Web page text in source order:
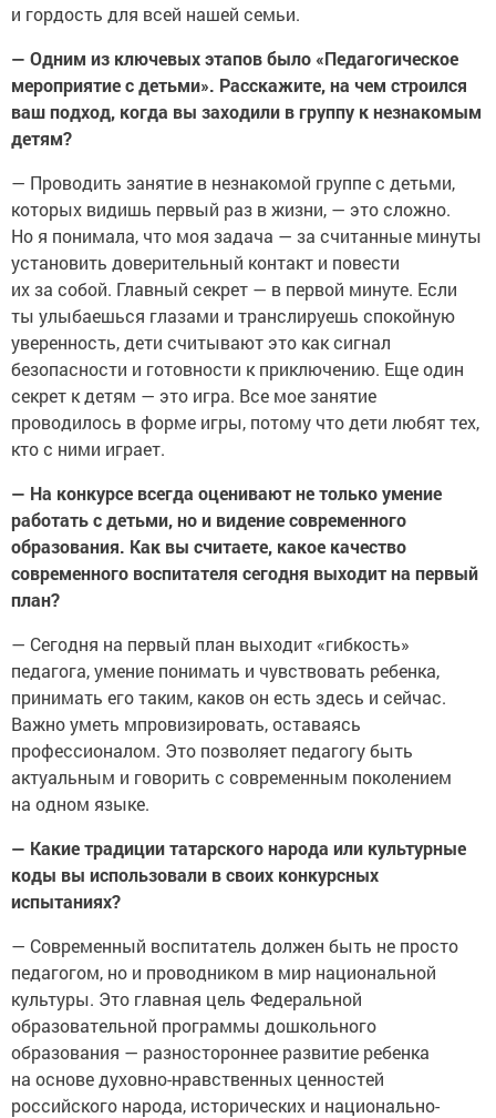
и гордость для всей нашей семьи.
— Одним из ключевых этапов было «Педагогическое
мероприятие с детьми». Расскажите, на чем строился
ваш подход, когда вы заходили в группу к незнакомым
детям?
— Проводить занятие в незнакомой группе с детьми,
которых видишь первый раз в жизни, — это сложно.
Но я понимала, что моя задача — за считанные минуты
установить доверительный контакт и повести
их за собой. Главный секрет — в первой минуте. Если
ты улыбаешься глазами и транслируешь спокойную
уверенность, дети считывают это как сигнал
безопасности и готовности к приключению. Еще один
секрет к детям — это игра. Все мое занятие
проводилось в форме игры, потому что дети любят тех,
кто с ними играет.
— На конкурсе всегда оценивают не только умение
работать с детьми, но и видение современного
образования. Как вы считаете, какое качество
современного воспитателя сегодня выходит на первый
план?
— Сегодня на первый план выходит «гибкость»
педагога, умение понимать и чувствовать ребенка,
принимать его таким, каков он есть здесь и сейчас.
Важно уметь мпровизировать, оставаясь
профессионалом. Это позволяет педагогу быть
актуальным и говорить с современным поколением
на одном языке.
— Какие традиции татарского народа или культурные
коды вы использовали в своих конкурсных
испытаниях?
— Современный воспитатель должен быть не просто
педагогом, но и проводником в мир национальной
культуры. Это главная цель Федеральной
образовательной программы дошкольного
образования — разностороннее развитие ребенка
на основе духовно-нравственных ценностей
российского народа, исторических и национально-